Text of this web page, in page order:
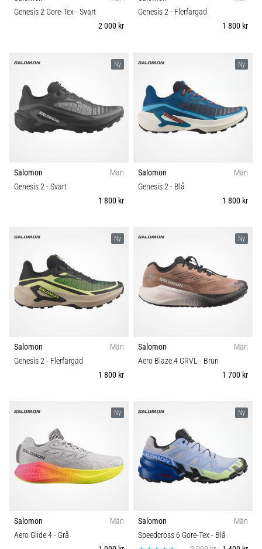
8 min. läsning
Plantar
fasciit:
och
behandling
skarp
under
eller
efter
löpning?
vanligaste
orsakerna
Vad
det…
Visa
Komfort och dämpning
Genesis 2 Gore-Tex- Svart
2 000 kr
Genesis 2- Flerfärgad
1 800 kr
Ny
Salomon
Män
Genesis 2- Svart
1 800 kr
Ny
Salomon
Män
Genesis 2- Blå
1 800 kr
Ny
Salomon
Män
Genesis 2- Flerfärgad
1 800 kr
Ny
Salomon
Män
Aero Blaze 4 GRVL - Brun
1 700 kr
Ny
Salomon
Män
Aero Glide 4- Grå
Ny
Salomon
Män
Speedcross 6 Gore-Tex- Blå